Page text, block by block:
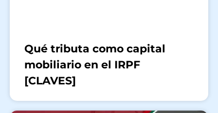
Qué tributa como capital
mobiliario en el IRPF
[CLAVES]